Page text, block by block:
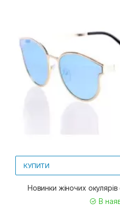
КУПИТИ
Новинки жіночих
В